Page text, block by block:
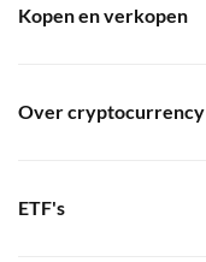
Kopen en verkopen
Over cryptocurrency
ETF's